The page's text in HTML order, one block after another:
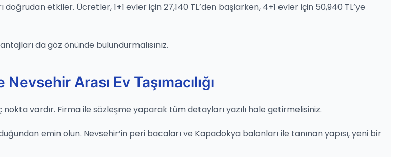
etkiler. Ücretler, 1+1 evler için 27,140 TL’den başlarken, 4+1 evler için 50,940 TL’ye
da göz önünde bulundurmalısınız.
Arası Ev Taşımacılığı
vardır. Firma ile sözleşme yaparak tüm detayları yazılı hale getirmelisiniz.
emin olun. Nevsehir’in peri bacaları ve Kapadokya balonları ile tanınan yapısı, yeni bir